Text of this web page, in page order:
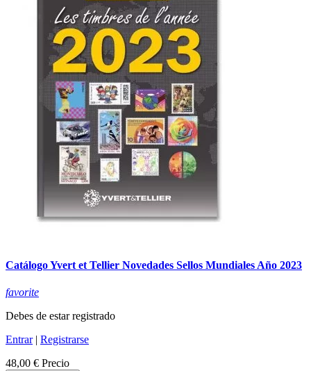
Catálogo Yvert et Tellier Novedades Sellos Mundiales Año 2023
favorite
Debes de estar registrado
Entrar| Registrarse
48,00 € Precio